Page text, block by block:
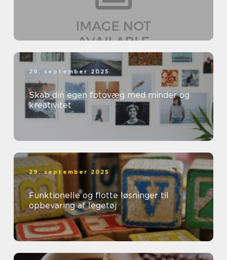
29. september 2025
Skab din egen fotovæg med minder og
kreativitet
29. september 2025
Funktionelle og flotte løsninger til
opbevaring af legetøj